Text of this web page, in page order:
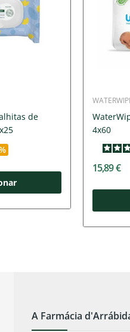
de
4x60
15,89 €
A Farmácia